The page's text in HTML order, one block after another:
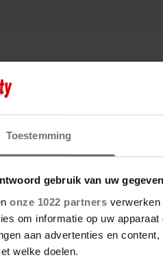
Toestemming
gebruik van uw
onze 1022 partners verwerken
om informatie op uw
aan advertenties en
welke doelen.